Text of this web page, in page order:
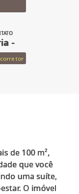
-
de 100 m²,
que você
uma suíte,
O imóvel